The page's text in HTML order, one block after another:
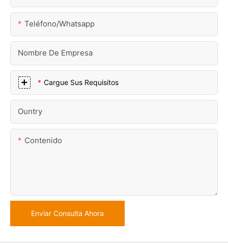
Teléfono/whatsapp
Nombre De Empresa
Cargue Sus Requisitos
Ountry
Contenido
Enviar Consulta Ahora